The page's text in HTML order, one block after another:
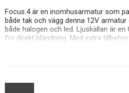
Focus.4 är en inomhusarmatur som
både tak och vägg denna 12V
både halogen och led. Ljuskällan är
för direkt bländning. Med extra